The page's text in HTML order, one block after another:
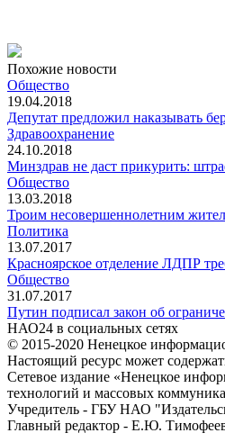
Похожие новости
Общество
19.04.2018
Депутат предложил наказывать
Здравоохранение
24.10.2018
Минздрав не даст прикурить:
Общество
13.03.2018
Троим несовершеннолетним
Политика
13.07.2017
Красноярское отделение ЛДПР
Общество
31.07.2017
Путин подписал закон об
НАО24 в социальных сетях
© 2015-2020 Ненецкое
Настоящий ресурс может
Сетевое издание «Ненецкое
технологий и массовых
Учредитель - ГБУ НАО
Главный редактор - Е.Ю.